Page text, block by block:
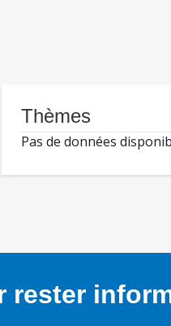
Thèmes
Pas de données
rester